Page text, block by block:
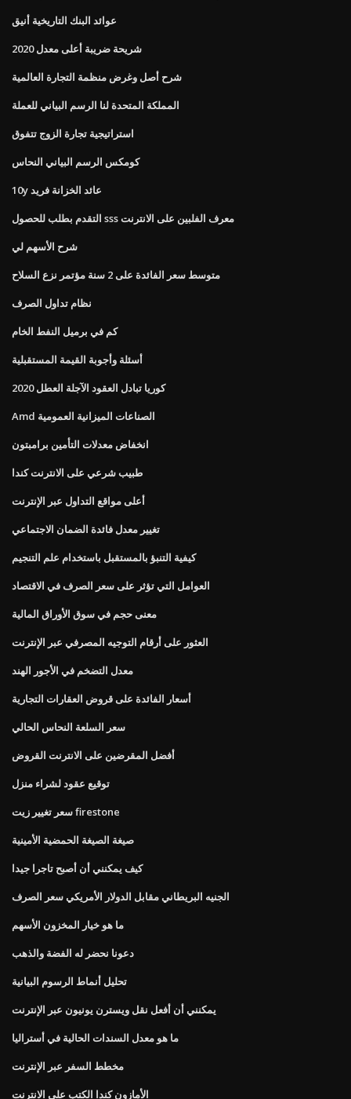
عوائد البنك التاريخية أنيق
شريحة ضريبة أعلى معدل 2020
شرح أصل وغرض منظمة التجارة العالمية
المملكة المتحدة لنا الرسم البياني للعملة
استراتيجية تجارة الزوج تتفوق
كومكس الرسم البياني النحاس
10y عائد الخزانة فريد
التقدم بطلب للحصول sss معرف الفلبين على الانترنت
شرح الأسهم لي
متوسط ​​سعر الفائدة على 2 سنة مؤتمر نزع السلاح
نظام تداول الصرف
كم في برميل النفط الخام
أسئلة وأجوبة القيمة المستقبلية
كوريا تبادل العقود الآجلة العطل 2020
Amd الصناعات الميزانية العمومية
انخفاض معدلات التأمين برامبتون
طبيب شرعي على الانترنت كندا
أعلى مواقع التداول عبر الإنترنت
تغيير معدل فائدة الضمان الاجتماعي
كيفية التنبؤ بالمستقبل باستخدام علم التنجيم
العوامل التي تؤثر على سعر الصرف في الاقتصاد
معنى حجم في سوق الأوراق المالية
العثور على أرقام التوجيه المصرفي عبر الإنترنت
معدل التضخم في الأجور الهند
أسعار الفائدة على قروض العقارات التجارية
سعر السلعة النحاس الحالي
أفضل المقرضين على الانترنت القروض
توقيع عقود لشراء منزل
سعر تغيير زيت firestone
صيغة الصيغة الحمضية الأمينية
كيف يمكنني أن أصبح تاجرا جيدا
الجنيه البريطاني مقابل الدولار الأمريكي سعر الصرف
ما هو خيار المخزون الأسهم
دعونا نحضر له الفضة والذهب
تحليل أنماط الرسوم البيانية
يمكنني أن أفعل نقل ويسترن يونيون عبر الإنترنت
ما هو معدل السندات الحالية في أستراليا
مخطط السفر عبر الإنترنت
الأمازون كندا الكتب على الانترنت